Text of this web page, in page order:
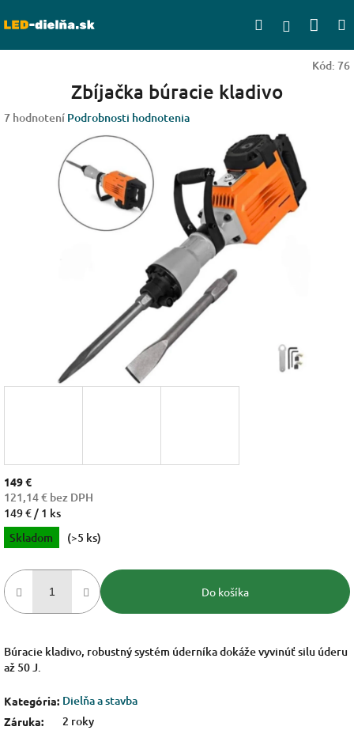
na
Hľadať
Kód: 76
Zbíjačka búracie kladivo
Priemerné
7 hodnotení Podrobnosti hodnotenia
149 €
121,14 € bez DPH
Jednotková
cena:
149 € / 1 ks
Skladom
(>5 ks)
Do košíka
Búracie kladivo, robustný systém úderníka dokáže vyvinúť silu úderu
až 50 J.
Kategória: Dielňa a stavba
Záruka: 2 roky